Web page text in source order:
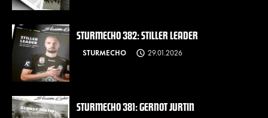
STURMECHO 382: STILLER LEADER
STURMECHO 29.01.2026
STURMECHO 381: GERNOT JURTIN